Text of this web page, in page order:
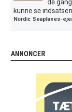
de
kunne se
Nordic Seaplanes-
ANNONCER